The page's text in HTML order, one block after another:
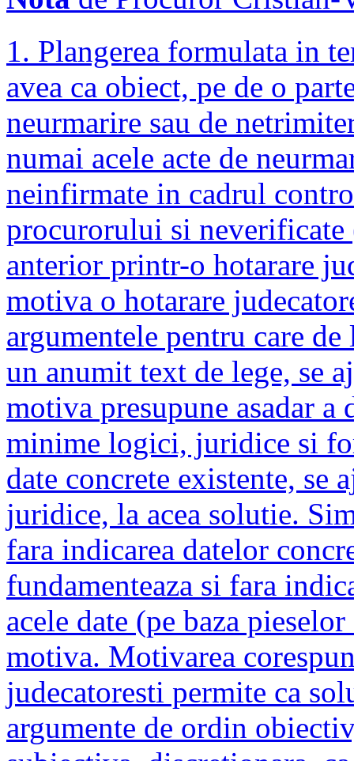
1. Plangerea formulata in
avea ca obiect, pe de o
neurmarire sau de
numai acele acte de
neinfirmate in cadrul
procurorului si neverificate
anterior printr-o hotarare
motiva o hotarare
argumentele pentru care
un anumit text de lege, se
motiva presupune asadar
minime logici, juridice si
date concrete existente, se
juridice, la acea solutie.
fara indicarea datelor
fundamenteaza si fara
acele date (pe baza
motiva. Motivarea
judecatoresti permite ca
argumente de ordin